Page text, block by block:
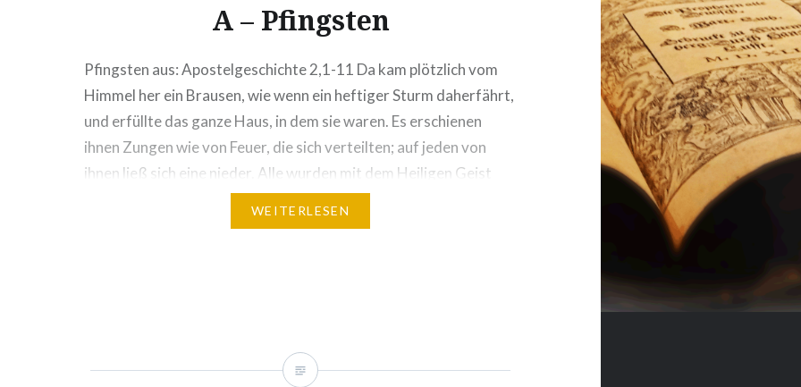
A – Pfingsten
Pfingsten aus: Apostelgeschichte 2,1-11 Da kam plötzlich vom
Himmel her ein Brausen, wie wenn ein heftiger Sturm daherfährt,
und erfüllte das ganze Haus, in dem sie waren. Es erschienen
ihnen Zungen wie von Feuer, die sich verteilten; auf jeden von
ihnen ließ sich eine nieder. Alle wurden mit dem Heiligen Geist
erfüllt und begannen in…
WEITERLESEN